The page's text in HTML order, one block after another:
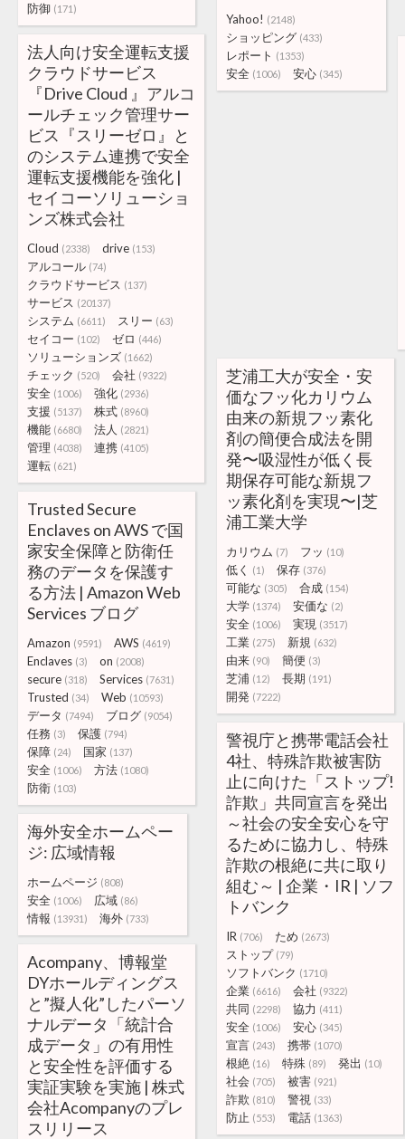
防御 (171)
Yahoo! (2148)
ショッピング (433)
レポート (1353)
安全 (1006) 安心 (345)
法人向け安全運転支援
クラウドサービス
『Drive Cloud 』アルコ
ールチェック管理サー
ビス『スリーゼロ』と
のシステム連携で安全
運転支援機能を強化 |
セイコーソリューショ
ンズ株式会社
Cloud (2338) drive (153)
アルコール (74)
クラウドサービス (137)
サービス (20137)
システム (6611) スリー (63)
セイコー (102) ゼロ (446)
ソリューションズ (1662)
チェック (520) 会社 (9322)
安全 (1006) 強化 (2936)
支援 (5137) 株式 (8960)
機能 (6680) 法人 (2821)
管理 (4038) 連携 (4105)
運転 (621)
芝浦工大が安全・安
価なフッ化カリウム
由来の新規フッ素化
剤の簡便合成法を開
発〜吸湿性が低く長
期保存可能な新規フ
ッ素化剤を実現〜|芝
浦工業大学
カリウム (7) フッ (10)
低く (1) 保存 (376)
可能な (305) 合成 (154)
大学 (1374) 安価な (2)
安全 (1006) 実現 (3517)
工業 (275) 新規 (632)
由来 (90) 簡便 (3)
芝浦 (12) 長期 (191)
開発 (7222)
Trusted Secure
Enclaves on AWS で国
家安全保障と防衛任
務のデータを保護す
る方法 | Amazon Web
Services ブログ
Amazon (9591) AWS (4619)
Enclaves (3) on (2008)
secure (318) Services (7631)
Trusted (34) Web (10593)
データ (7494) ブログ (9054)
任務 (3) 保護 (794)
保障 (24) 国家 (137)
安全 (1006) 方法 (1080)
防衛 (103)
警視庁と携帯電話会社
4社、特殊詐欺被害防
止に向けた「ストップ!
詐欺」共同宣言を発出
～社会の安全安心を守
るために協力し、特殊
詐欺の根絶に共に取り
組む～ | 企業・IR | ソフ
トバンク
IR (706) ため (2673)
ストップ (79)
ソフトバンク (1710)
企業 (6616) 会社 (9322)
共同 (2298) 協力 (411)
安全 (1006) 安心 (345)
宣言 (243) 携帯 (1070)
根絶 (16) 特殊 (89) 発出 (10)
社会 (705) 被害 (921)
詐欺 (810) 警視 (33)
防止 (553) 電話 (1363)
海外安全ホームペー
ジ: 広域情報
ホームページ (808)
安全 (1006) 広域 (86)
情報 (13931) 海外 (733)
Acompany、博報堂
DYホールディングス
と”擬人化”したパーソ
ナルデータ「統計合
成データ」の有用性
と安全性を評価する
実証実験を実施 | 株式
会社Acompanyのプレ
スリリース